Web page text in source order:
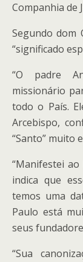
Companhia de
Segundo dom
“significado
“O padre
missionário
todo o País.
Arcebispo,
“Santo” muito
“Manifestei
indica que
temos uma
Paulo está
seus
“Sua